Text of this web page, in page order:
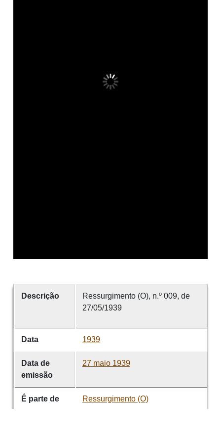
Descrição
Ressurgimento (O), n.º 009, de
27/05/1939
Data 1939
Data de
emissão
27 maio 1939
É parte de Ressurgimento (O)